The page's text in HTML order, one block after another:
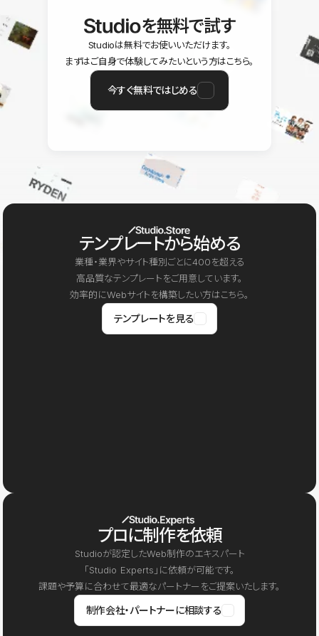
を無料で試す
Studioは無料でお使いいただけます。
まずはご自身で体験してみたいという方はこちら。
今すぐ無料ではじめる
テンプレートから始める
業種・業界やサイト種別ごとに400を超える
高品質なテンプレートをご用意しています。
効率的にWebサイトを構築したい方はこちら。
テンプレートを見る
プロに制作を依頼
Studioが認定したWeb制作のエキスパート
「Studio Experts」に依頼が可能です。
課題や予算に合わせて最適なパートナーをご提案いたします。
制作会社・パートナーに相談する